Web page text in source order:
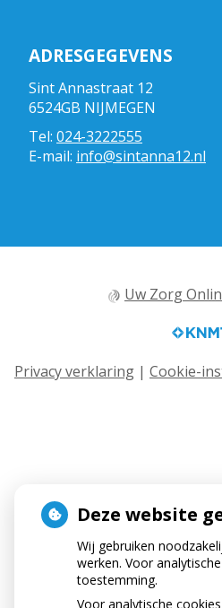
ADRESGEGEVENS
Sint Annastraat 12
6524GB NIJMEGEN
Tel: 024-3222555
E-mail: info@sintanna12.nl
Uw Zorg
Privacy verklaring | Cookie-
Deze website
Wij gebruiken
werken. Voor
toestemming.
Voor analytische